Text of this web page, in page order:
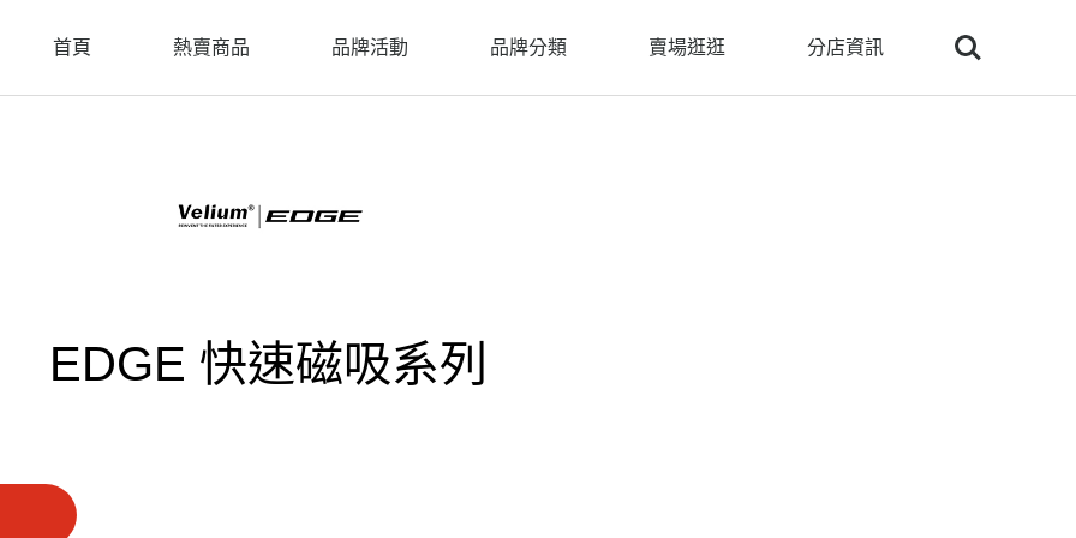
首頁 熱賣商品 品牌活動 品牌分類 賣場逛逛 分店資訊
Search
EDGE 快速磁吸系列